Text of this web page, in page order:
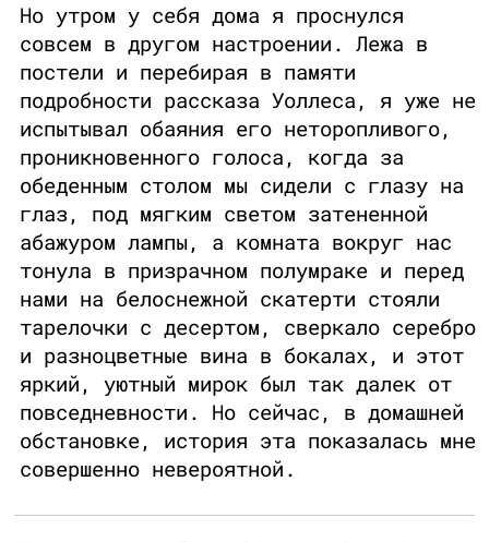
Но утром у себя дома я проснулся
совсем в другом настроении. Лежа в
постели и перебирая в памяти
подробности рассказа Уоллеса, я уже не
испытывал обаяния его неторопливого,
проникновенного голоса, когда за
обеденным столом мы сидели с глазу на
глаз, под мягким светом затененной
абажуром лампы, а комната вокруг нас
тонула в призрачном полумраке и перед
нами на белоснежной скатерти стояли
тарелочки с десертом, сверкало серебро
и разноцветные вина в бокалах, и этот
яркий, уютный мирок был так далек от
повседневности. Но сейчас, в домашней
обстановке, история эта показалась мне
совершенно невероятной.